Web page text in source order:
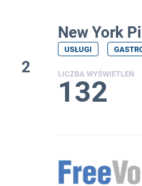
2
New York
USŁUGI
LICZBA WYŚWIETLEŃ
132